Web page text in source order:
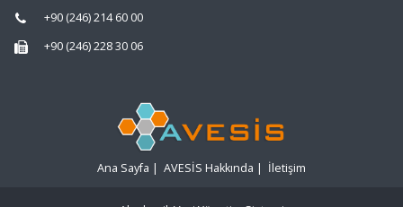
+90 (246) 214 60 00
+90 (246) 228 30 06
Ana Sayfa | AVESİS Hakkında | İletişim